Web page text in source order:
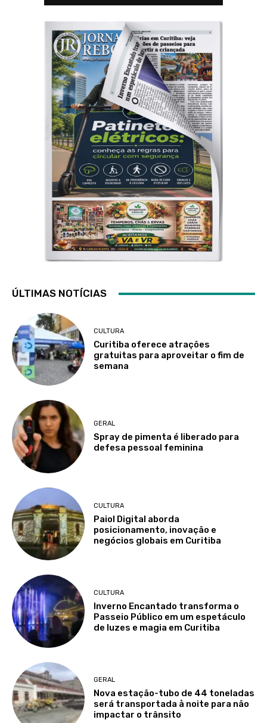
ÚLTIMAS NOTÍCIAS
CULTURA
Curitiba oferece atrações
gratuitas para aproveitar o fim de
semana
GERAL
Spray de pimenta é liberado para
defesa pessoal feminina
CULTURA
Paiol Digital aborda
posicionamento, inovação e
negócios globais em Curitiba
CULTURA
Inverno Encantado transforma o
Passeio Público em um espetáculo
de luzes e magia em Curitiba
GERAL
Nova estação-tubo de 44 toneladas
será transportada à noite para não
impactar o trânsito